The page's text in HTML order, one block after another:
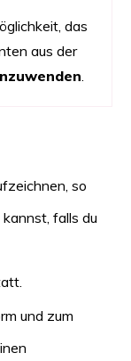
das
aus der
so
falls du
und zum